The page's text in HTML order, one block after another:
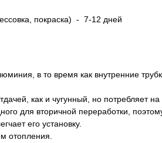
покраска) - 7-12 дней
в то время как внутренние
как и чугунный, но потребляет
для вторичной переработки,
его установку.
отопления.